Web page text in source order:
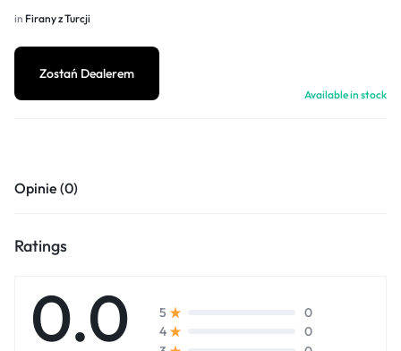
in Firany z Turcji
Zostań Dealerem
Available in stock
Opinie (0)
Ratings
0.0 5
0
4
0